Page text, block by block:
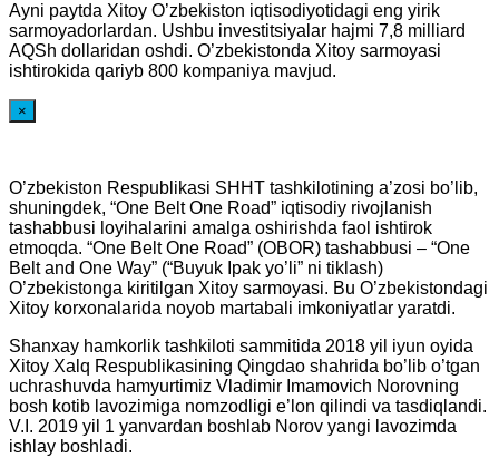
Ayni paytda Xitoy O’zbekiston iqtisodiyotidagi eng yirik
sarmoyadorlardan. Ushbu investitsiyalar hajmi 7,8 milliard
AQSh dollaridan oshdi. O’zbekistonda Xitoy sarmoyasi
ishtirokida qariyb 800 kompaniya mavjud.
×
O’zbekiston Respublikasi SHHT tashkilotining a’zosi bo’lib,
shuningdek, “One Belt One Road” iqtisodiy rivojlanish
tashabbusi loyihalarini amalga oshirishda faol ishtirok
etmoqda. “One Belt One Road” (OBOR) tashabbusi – “One
Belt and One Way” (“Buyuk Ipak yo’li” ni tiklash)
O’zbekistonga kiritilgan Xitoy sarmoyasi. Bu O’zbekistondagi
Xitoy korxonalarida noyob martabali imkoniyatlar yaratdi.
Shanxay hamkorlik tashkiloti sammitida 2018 yil iyun oyida
Xitoy Xalq Respublikasining Qingdao shahrida bo’lib o’tgan
uchrashuvda hamyurtimiz Vladimir Imamovich Norovning
bosh kotib lavozimiga nomzodligi e’lon qilindi va tasdiqlandi.
V.I. 2019 yil 1 yanvardan boshlab Norov yangi lavozimda
ishlay boshladi.